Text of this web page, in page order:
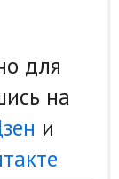
для
на
и